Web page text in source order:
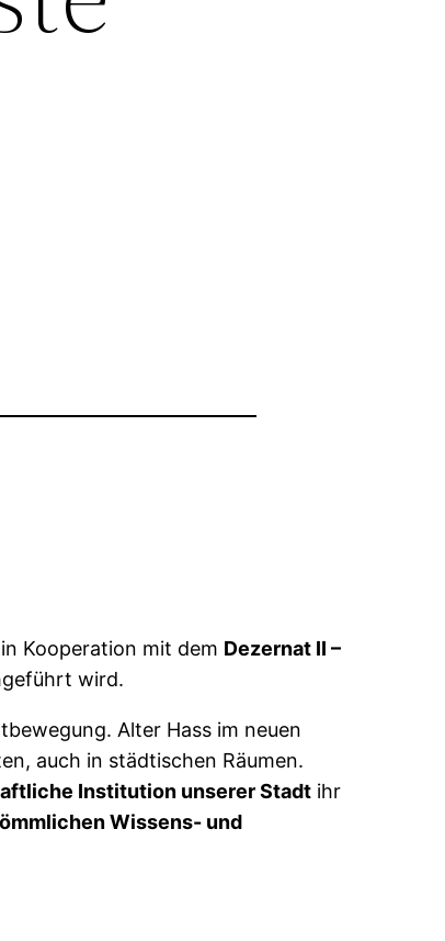
in Kooperation mit dem Dezernat II –
wird.
Alter Hass im neuen
auch in städtischen Räumen.
Institution unserer Stadt ihr
Wissens- und